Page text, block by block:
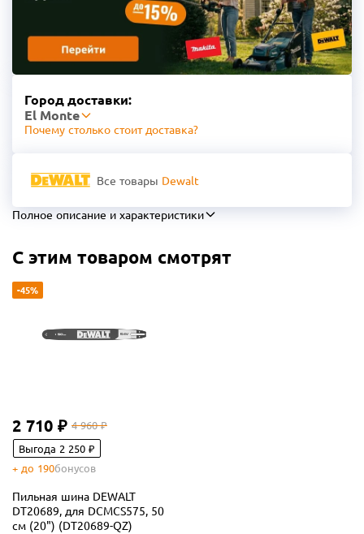
Город доставки:
El Monte
Почему столько стоит доставка?
Все товары Dewalt
Полное описание и характеристики
С этим товаром смотрят
-45%
2 710 ₽ 4 960 ₽
Выгода 2 250 ₽
+ до 190бонусов
Пильная шина DEWALT
DT20689, для DCMCS575, 50
см (20") (DT20689-QZ)